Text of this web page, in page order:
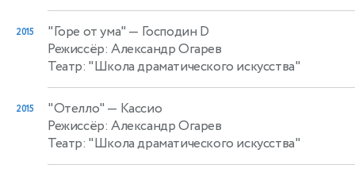
2015 "Горе от ума" — Господин D
Режиссёр: Александр Огарев
Театр: "Школа драматического искусства"
2015 "Отелло" — Кассио
Режиссёр: Александр Огарев
Театр: "Школа драматического искусства"